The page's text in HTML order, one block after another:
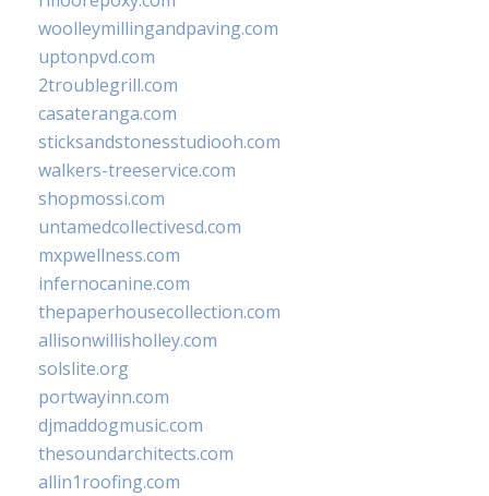
woolleymillingandpaving.com
uptonpvd.com
2troublegrill.com
casateranga.com
sticksandstonesstudiooh.com
walkers-treeservice.com
shopmossi.com
untamedcollectivesd.com
mxpwellness.com
infernocanine.com
thepaperhousecollection.com
allisonwillisholley.com
solslite.org
portwayinn.com
djmaddogmusic.com
thesoundarchitects.com
allin1roofing.com